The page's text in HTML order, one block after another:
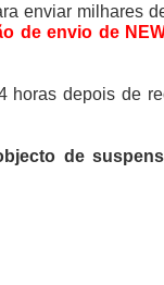
enviar milhares
de envio de
horas depois de
de